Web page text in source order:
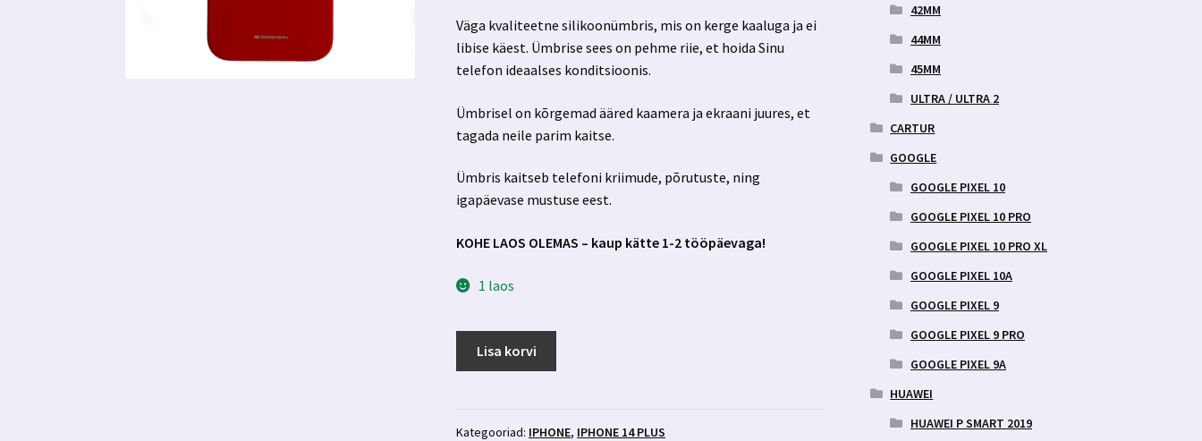
oli:
13.99 €.
on:
6.99 €.
Väga kvaliteetne silikoonümbris, mis on kerge kaaluga ja ei
libise käest. Ümbrise sees on pehme riie, et hoida Sinu
telefon ideaalses konditsioonis.
Ümbrisel on kõrgemad ääred kaamera ja ekraani juures, et
tagada neile parim kaitse.
Ümbris kaitseb telefoni kriimude, põrutuste, ning
igapäevase mustuse eest.
KOHE LAOS OLEMAS – kaup kätte 1-2 tööpäevaga!
1 laos
silikoonümbris
Lisa korvi
Kategooriad: IPHONE, IPHONE 14 PLUS
42MM
44MM
45MM
ULTRA / ULTRA 2
CARTUR
GOOGLE
GOOGLE PIXEL 10
GOOGLE PIXEL 10 PRO
GOOGLE PIXEL 10 PRO XL
GOOGLE PIXEL 10A
GOOGLE PIXEL 9
GOOGLE PIXEL 9 PRO
GOOGLE PIXEL 9A
HUAWEI
HUAWEI P SMART 2019